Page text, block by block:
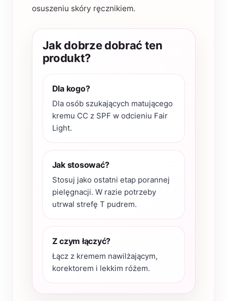
osuszeniu skóry ręcznikiem.
Jak dobrze dobrać ten
produkt?
Dla kogo?
Dla osób szukających matującego
kremu CC z SPF w odcieniu Fair
Light.
Jak stosować?
Stosuj jako ostatni etap porannej
pielęgnacji. W razie potrzeby
utrwal strefę T pudrem.
Z czym łączyć?
Łącz z kremem nawilżającym,
korektorem i lekkim różem.